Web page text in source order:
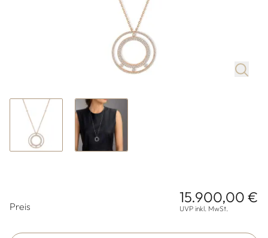
Preis
15.900,00 €
UVP inkl. MwSt.